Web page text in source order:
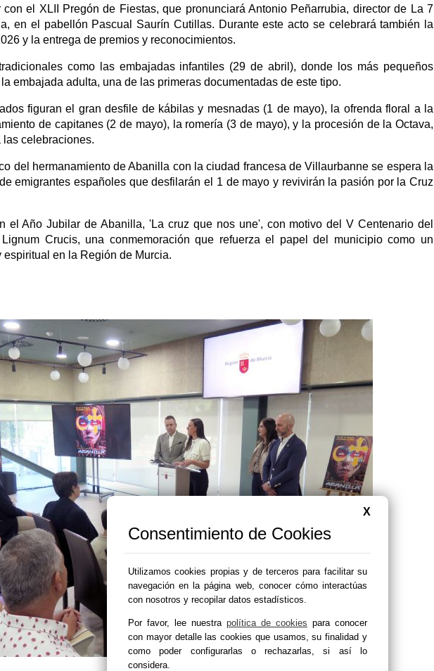
el XLII Pregón de Fiestas, que pronunciará Antonio Peñarrubia, director de La 7
en el pabellón Pascual Saurín Cutillas. Durante este acto se celebrará también la
y la entrega de premios y reconocimientos.
como las embajadas infantiles (29 de abril), donde los más pequeños
embajada adulta, una de las primeras documentadas de este tipo.
figuran el gran desfile de kábilas y mesnadas (1 de mayo), la ofrenda floral a la
de capitanes (2 de mayo), la romería (3 de mayo), y la procesión de la Octava,
celebraciones.
del hermanamiento de Abanilla con la ciudad francesa de Villaurbanne se espera la
emigrantes españoles que desfilarán el 1 de mayo y revivirán la pasión por la Cruz
el Año Jubilar de Abanilla, 'La cruz que nos une', con motivo del V Centenario del
Crucis, una conmemoración que refuerza el papel del municipio como un
en la Región de Murcia.
X
Consentimiento de Cookies
Utilizamos cookies propias y de terceros para facilitar su
navegación en la página web, conocer cómo interactúas
con nosotros y recopilar datos estadísticos.
Por favor, lee nuestra política de cookies para conocer
con mayor detalle las cookies que usamos, su finalidad y
como poder configurarlas o rechazarlas, si así lo
considera.